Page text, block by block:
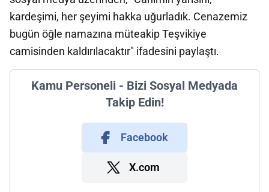
kardeşimi, her şeyimi hakka uğurladık. Cenazemiz
bugün öğle namazına müteakip Teşvikiye
camisinden kaldırılacaktır" ifadesini paylaştı.
Kamu Personeli - Bizi Sosyal Medyada
Takip Edin!
Facebook
X.com